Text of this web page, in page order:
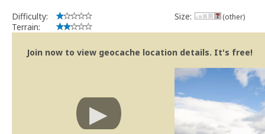
Difficulty:
Terrain:
Size: (other)
Join now to view geocache location details. It's free!